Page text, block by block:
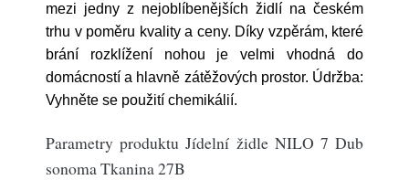
mezi jedny z nejoblíbenějších židlí na českém
trhu v poměru kvality a ceny. Díky vzpěrám, které
brání rozklížení nohou je velmi vhodná do
domácností a hlavně zátěžových prostor. Údržba:
Vyhněte se použití chemikálií.
Parametry produktu Jídelní židle NILO 7 Dub
sonoma Tkanina 27B